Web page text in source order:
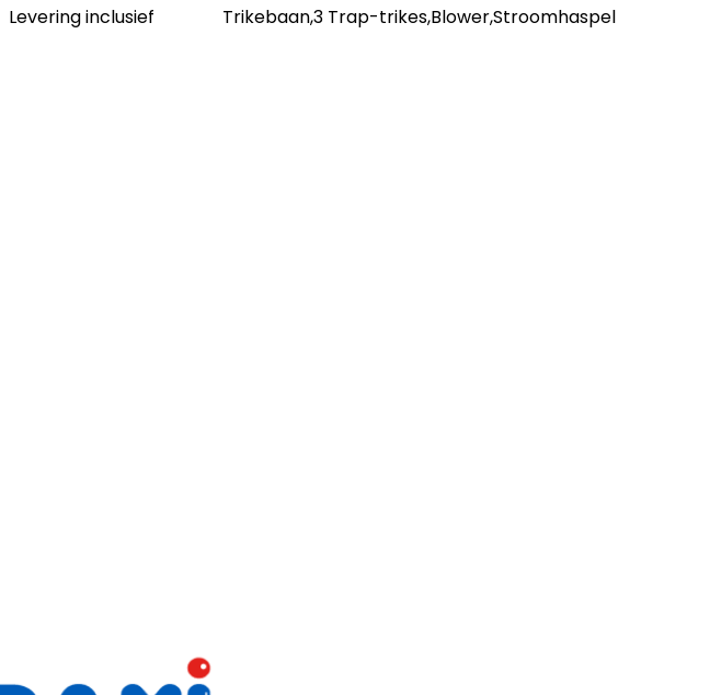
Levering inclusief
Trikebaan,3 Trap-trikes,Blower,Stroomhaspel